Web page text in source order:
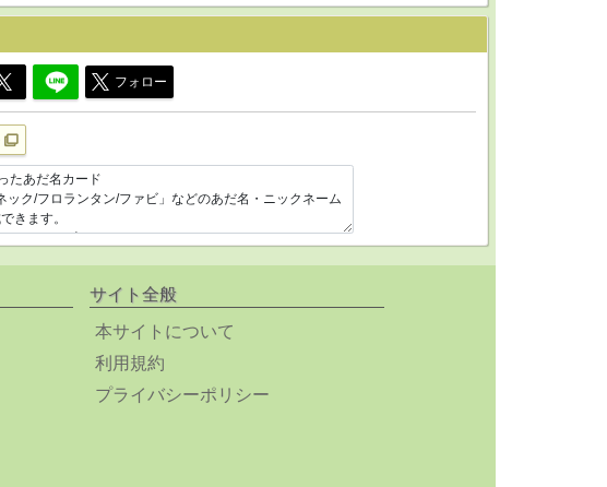
フォロー
サイト全般
本サイトについて
利用規約
プライバシーポリシー